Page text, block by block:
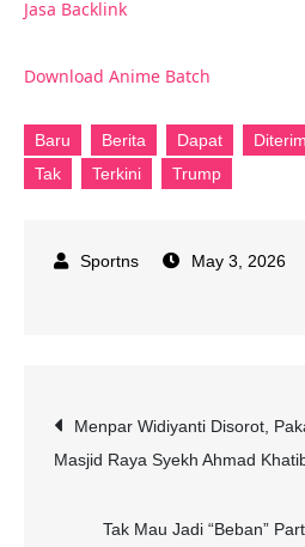
Jasa Backlink
Download Anime Batch
Baru Berita Dapat
Tak
Terkini Trump
May 3, 2026
Trump:
Proposal
Post
navigation
Menpar Widiyanti Disorot,
Masjid Raya Syekh Ahmad
Tak Mau Jadi “Beban”